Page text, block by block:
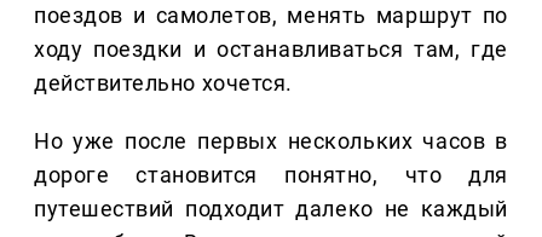
поездов и самолетов, менять маршрут по
ходу поездки и останавливаться там, где
действительно хочется.
Но уже после первых нескольких часов в
дороге становится понятно, что для
путешествий подходит далеко не каждый